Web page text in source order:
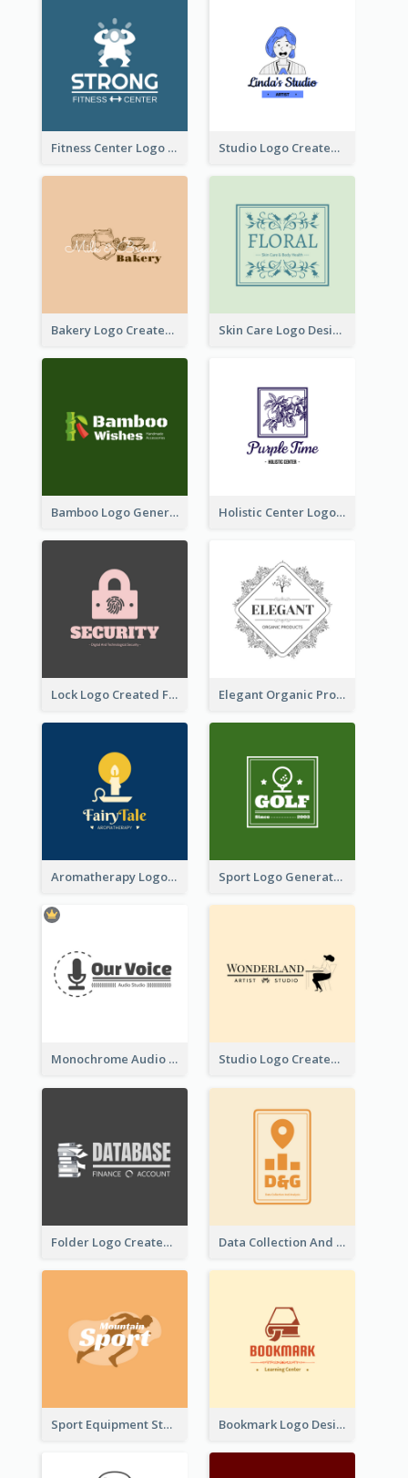
Fitness Center Logo Created With Graphic Character Of Strong Person Studio Logo Created With Cartoon Portrait Of The Artist
Bakery Logo Created With Illustration Of Bread Skin Care Logo Designed With Curves And Floral Elements
Bamboo Logo Generated For Store Selling Handmade Accessories Holistic Center Logo Generated With Illustrated Fruit
Lock Logo Created For Digital And Technological Security Services Elegant Organic Products Logo Created With Complicated Decorations
Aromatherapy Logo Designed With Theme Of Fairy Tale Sport Logo Generated For Golf Club
Monochrome Audio Studio Logo Created With Graphic Of microphone Studio Logo Created With Monochrome Words And Illustration
Folder Logo Created For Finance And Account Company Data Collection And Analysis Logo Generated With Graphic Of Chart And GPS
Sport Equipment Store Logo Generated With Silhouette Of Runner Bookmark Logo Designed For Learning Center In Orange Colour Tone